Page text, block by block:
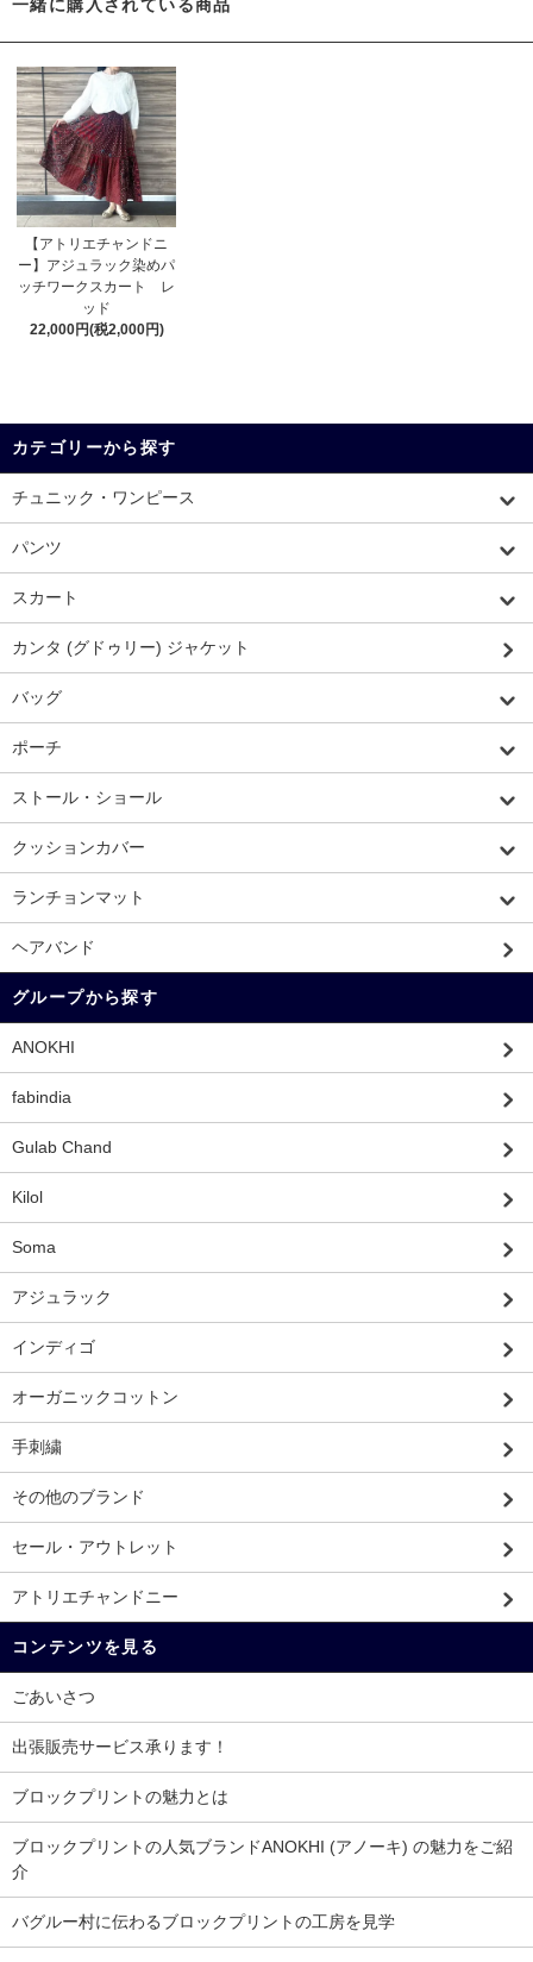
一緒に購入されている商品
【アトリエチャンドニ
ー】アジュラック染めパ
ッチワークスカート レ
ッド
22,000円(税2,000円)
カテゴリーから探す
チュニック・ワンピース
パンツ
スカート
カンタ (グドゥリー) ジャケット
バッグ
ポーチ
ストール・ショール
クッションカバー
ランチョンマット
ヘアバンド
グループから探す
ANOKHI
fabindia
Gulab Chand
Kilol
Soma
アジュラック
インディゴ
オーガニックコットン
手刺繍
その他のブランド
セール・アウトレット
アトリエチャンドニー
コンテンツを見る
ごあいさつ
出張販売サービス承ります！
ブロックプリントの魅力とは
ブロックプリントの人気ブランドANOKHI (アノーキ) の魅力をご紹
介
バグルー村に伝わるブロックプリントの工房を見学